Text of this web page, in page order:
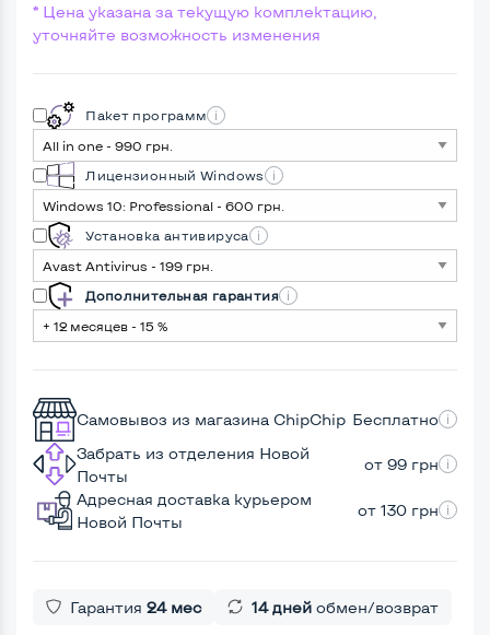
* Цена указана за текущую комплектацию,
уточняйте возможность изменения
Пакет программ
Лицензионный Windows
Установка антивируса
Дополнительная гарантия
Самовывоз из магазина ChipChip Бесплатно
Забрать из отделения Новой
Почты
от 99 грн
Адресная доставка курьером
Новой Почты
от 130 грн
Гарантия 24 мес 14 дней обмен/возврат